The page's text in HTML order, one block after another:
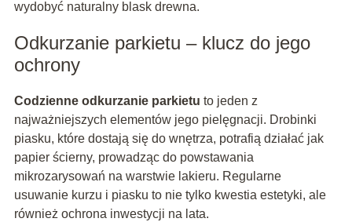
wydobyć naturalny blask drewna.
Odkurzanie parkietu – klucz do jego
ochrony
Codzienne odkurzanie parkietu to jeden z
najważniejszych elementów jego pielęgnacji. Drobinki
piasku, które dostają się do wnętrza, potrafią działać jak
papier ścierny, prowadząc do powstawania
mikrozarysowań na warstwie lakieru. Regularne
usuwanie kurzu i piasku to nie tylko kwestia estetyki, ale
również ochrona inwestycji na lata.